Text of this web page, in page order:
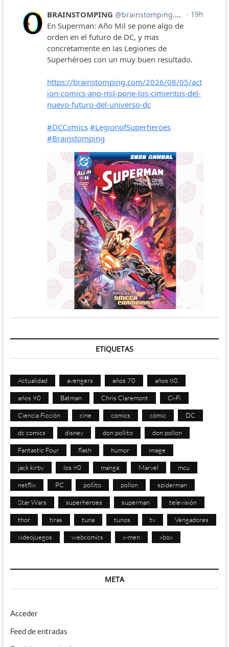
ETIQUETAS
Actualidad avengers años 70 años 80
años 90 Batman Chris Claremont Ci-Fi
Ciencia Ficción cine comics cómic DC
dc comics disney don pollito don pollon
Fantastic Four flash humor image
jack kirby los 90 manga Marvel mcu
netflix PC pollito pollon spiderman
Star Wars superhéroes superman televisión
thor tiras tuna tunos tv Vengadores
videojuegos webcomics x-men xbox
META
Acceder
Feed de entradas